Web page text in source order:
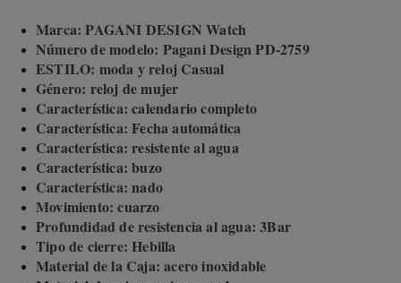
Marca: PAGANI DESIGN Watch
Número de modelo: Pagani Design PD-2759
ESTILO: moda y reloj Casual
Género: reloj de mujer
Característica: calendario completo
Característica: Fecha automática
Característica: resistente al agua
Característica: buzo
Característica: nado
Movimiento: cuarzo
Profundidad de resistencia al agua: 3Bar
Tipo de cierre: Hebilla
Material de la Caja: acero inoxidable